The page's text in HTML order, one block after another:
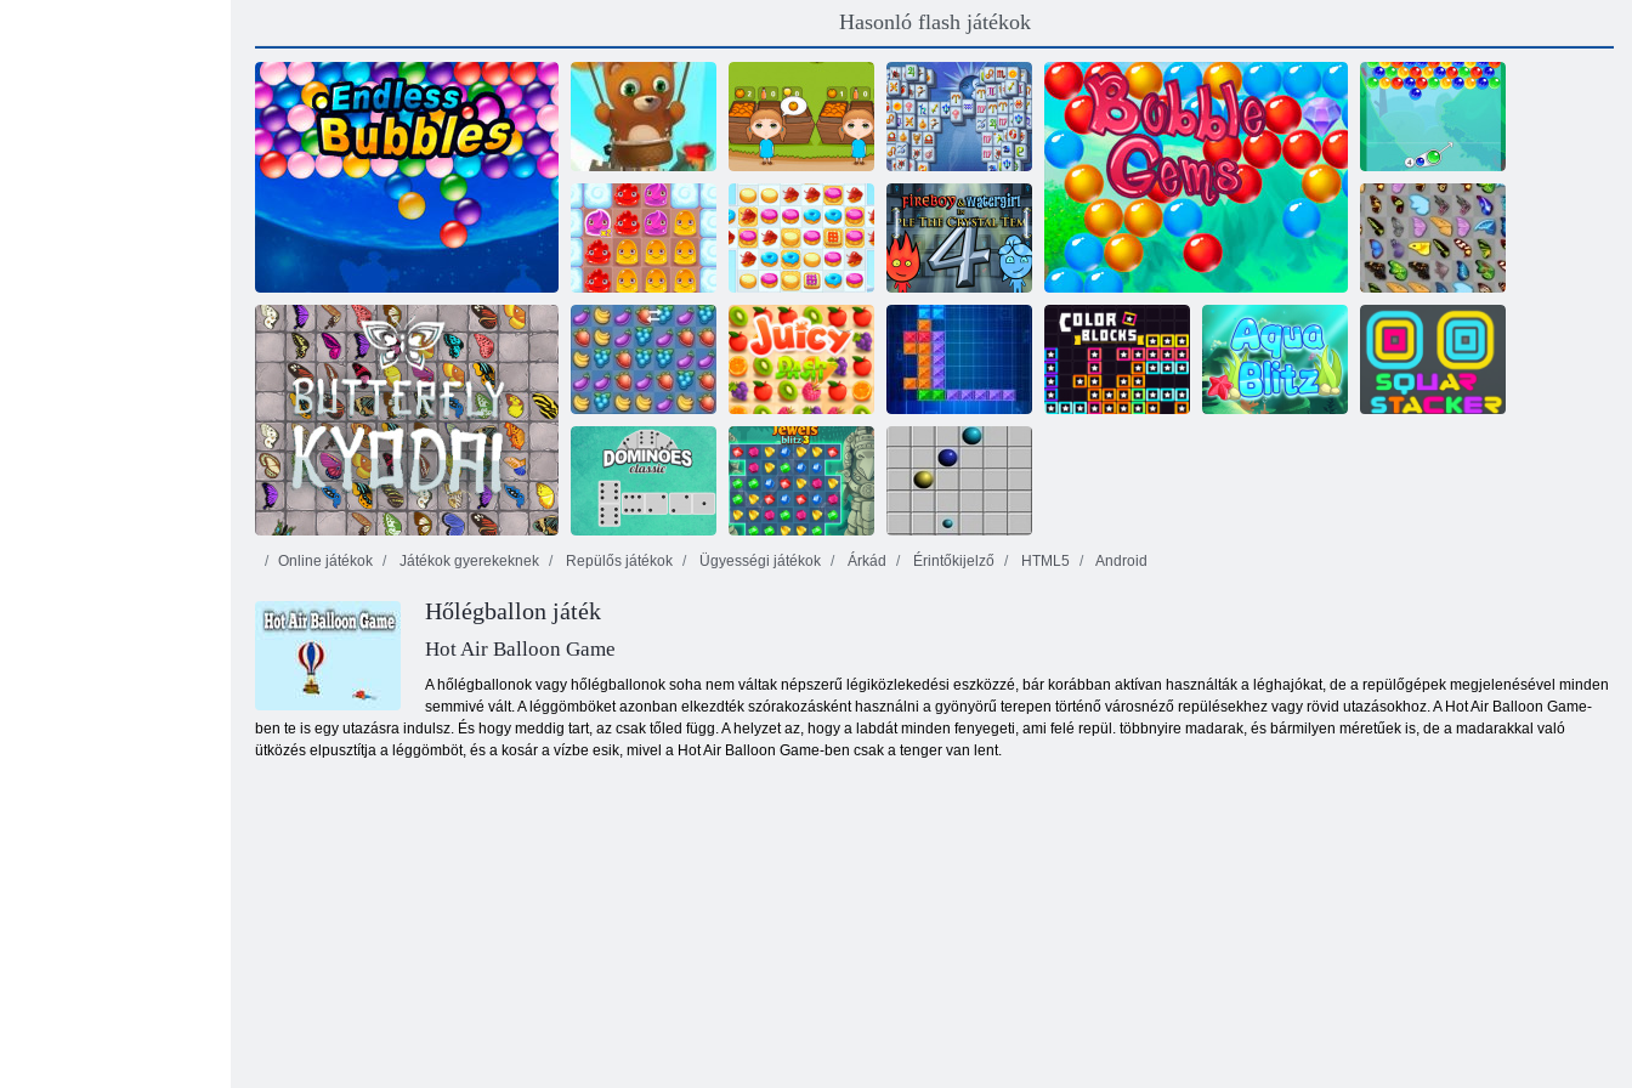
Hasonló flash játékok
Végtelen Bubbles
Bubble Shooter
Végtelen
Narancssárga
tanya
Mahjong
Fortuna
Buborékbáj
Pudding föld 2 Cookie Crush 2
Pillangó Kyodai HD
Tűz és Víz 4 Kyodai pillangó
Fruya összetörés Lédús kötőjel
Online játékok Játékok gyerekeknek Repülős játékok Ügyességi játékok Árkád Érintőkijelző HTML5 Android
Hőlégballon játék
Hot Air Balloon Game
A hőlégballonok vagy hőlégballonok soha nem váltak népszerű légiközlekedési eszközzé, bár korábban aktívan használták a léghajókat, de a repülőgépek megjelenésével minden
semmivé vált. A léggömböket azonban elkezdték szórakozásként használni a gyönyörű terepen történő városnéző repülésekhez vagy rövid utazásokhoz. A Hot Air Balloon Game-
ben te is egy utazásra indulsz. És hogy meddig tart, az csak tőled függ. A helyzet az, hogy a labdát minden fenyegeti, ami felé repül. többnyire madarak, és bármilyen méretűek is, de a madarakkal való
ütközés elpusztítja a léggömböt, és a kosár a vízbe esik, mivel a Hot Air Balloon Game-ben csak a tenger van lent.